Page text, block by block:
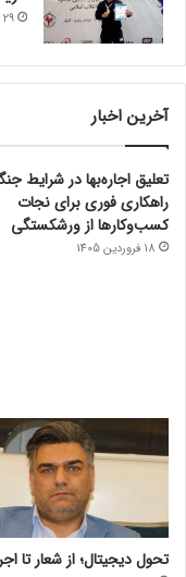
29 بهمن 1404
آخرین اخبار
تعلیق اجاره‌بها در شرایط
راهکاری فوری برای نجات
کسب‌وکارها از ورشکستگی
18 فروردین 1405
تحول دیجیتال؛ از شعار تا